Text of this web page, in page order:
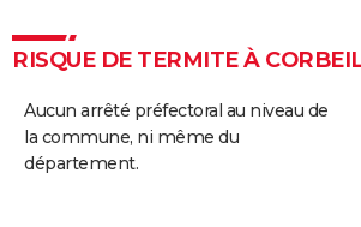
RISQUE DE TERMITE À
Aucun arrêté préfectoral au niveau de
la commune, ni même du
département.